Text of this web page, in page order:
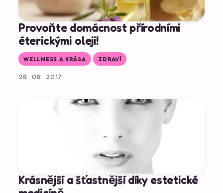
Provoňte domácnost přírodními
éterickými oleji!
WELLNESS A KRÁSA ZDRAVÍ
28. 08. 2017
Krásnější a šťastnější díky estetické